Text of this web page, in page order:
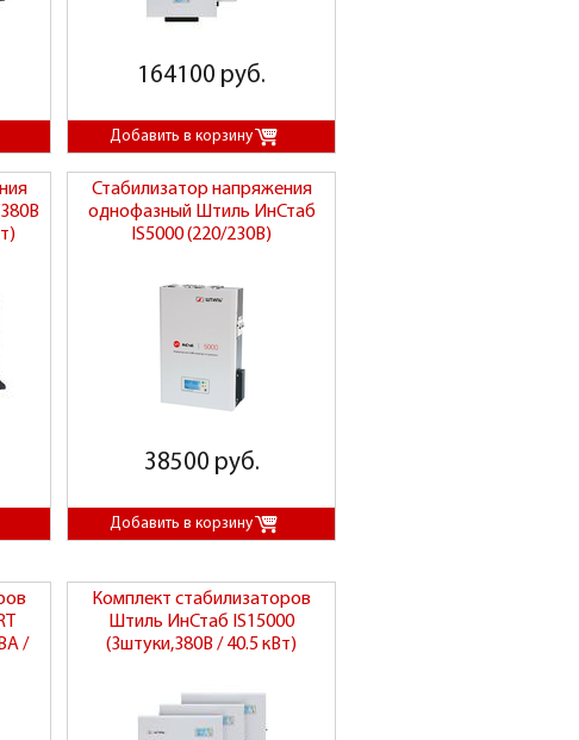
164100 руб.
Стабилизатор напряжения
однофазный Штиль ИнСтаб
IS5000 (220/230В)
38500 руб.
/
Комплект стабилизаторов
Штиль ИнСтаб IS15000
(3штуки,380В / 40.5 кВт)